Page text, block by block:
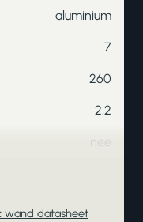
aluminium
7
260
2,2
nee
wand datasheet